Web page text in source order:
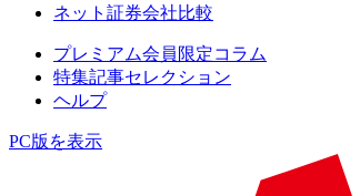
ネット証券会社比較
プレミアム会員限定コラム
特集記事セレクション
ヘルプ
PC版を表示